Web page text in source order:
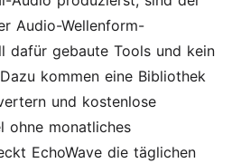
Audio-Wellenform-
dafür gebaute Tools und kein
kommen eine Bibliothek
und kostenlose
ohne monatliches
EchoWave die täglichen